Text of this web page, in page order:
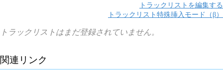
トラックリストを編集する
トラックリスト特殊挿入モード（β）
トラックリストはまだ登録されていません。
関連リンク